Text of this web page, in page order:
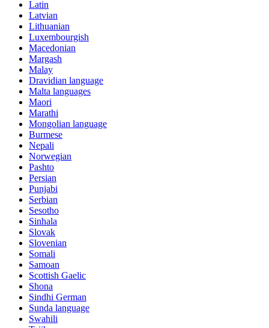
Latin
Latvian
Lithuanian
Luxembourgish
Macedonian
Margash
Malay
Dravidian language
Malta languages
Maori
Marathi
Mongolian language
Burmese
Nepali
Norwegian
Pashto
Persian
Punjabi
Serbian
Sesotho
Sinhala
Slovak
Slovenian
Somali
Samoan
Scottish Gaelic
Shona
Sindhi German
Sunda language
Swahili